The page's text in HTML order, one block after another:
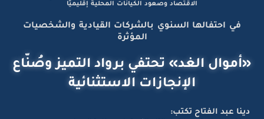
الاقتصاد وصعود الكيانات المحلية إقليميًّا
في احتفالها السنوي بالشركات القيادية والشخصيات
المؤثرة
«أموال الغد» تحتفي برواد التميز وصُنّاع
الإنجازات الاستثنائية
دينا عبد الفتاح تكتب: